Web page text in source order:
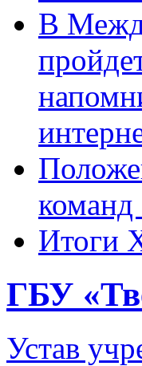
В
Итоги
ГБУ
Устав